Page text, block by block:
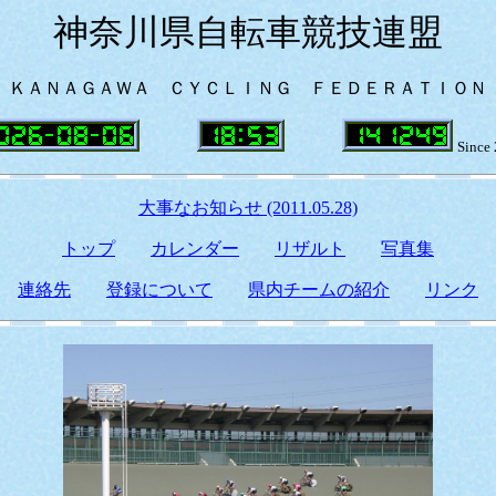
神奈川県自転車競技連盟
ＫＡＮＡＧＡＷＡ ＣＹＣＬＩＮＧ ＦＥＤＥＲＡＴＩＯＮ
Since
大事なお知らせ (2011.05.28)
トップ カレンダー リザルト 写真集
連絡先 登録について 県内チームの紹介 リンク